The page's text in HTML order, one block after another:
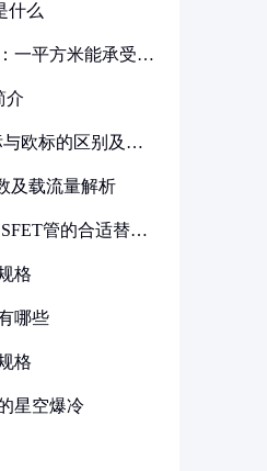
什么
一平方米能承受多
介
欧标的区别及其
及载流量解析
管的合适替代
格
哪些
格
星空爆冷